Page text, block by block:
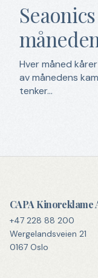
Hver måned
av månedens
tenker...
CAPA Kinoreklame
+47 228 88 200
Wergelandsveien 21
0167 Oslo